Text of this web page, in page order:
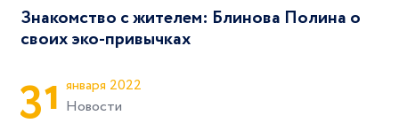
Знакомство с жителем: Блинова Полина о
своих эко-привычках
31 января 2022
Новости